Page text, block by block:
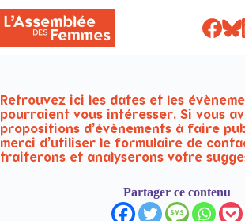
Passer
au
contenu
Retrouvez ici les dates et les
pourraient vous intéresser. Si vous
propositions d’évènements à faire
merci d’utiliser le formulaire de
traiterons et analyserons votre
Partager ce contenu